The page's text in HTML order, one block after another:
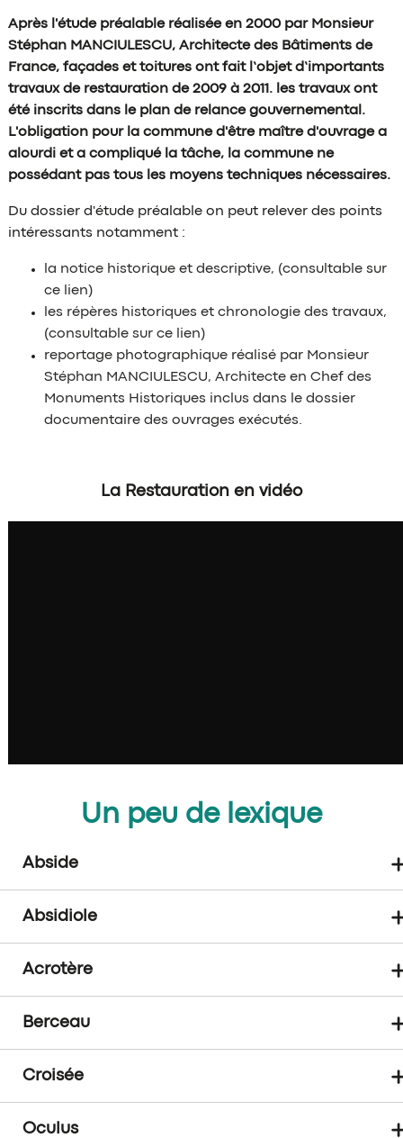
Après l'étude préalable réalisée en 2000 par Monsieur
Stéphan MANCIULESCU, Architecte des Bâtiments de
France, façades et toitures ont fait l’objet d’importants
travaux de restauration de 2009 à 2011. les travaux ont
été inscrits dans le plan de relance gouvernemental.
L'obligation pour la commune d'être maître d'ouvrage a
alourdi et a compliqué la tâche, la commune ne
possédant pas tous les moyens techniques nécessaires.
Du dossier d'étude préalable on peut relever des points
intéressants notamment :
la notice historique et descriptive, (consultable sur
ce lien)
les répères historiques et chronologie des travaux,
(consultable sur ce lien)
reportage photographique réalisé par Monsieur
Stéphan MANCIULESCU, Architecte en Chef des
Monuments Historiques inclus dans le dossier
documentaire des ouvrages exécutés.
La Restauration en vidéo
Un peu de lexique
Abside
Absidiole
Acrotère
Berceau
Croisée
Oculus